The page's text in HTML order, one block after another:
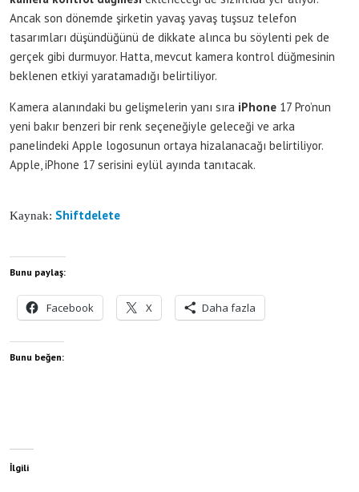
Ancak son dönemde şirketin yavaş yavaş tuşsuz telefon
tasarımları düşündüğünü de dikkate alınca bu söylenti pek de
gerçek gibi durmuyor. Hatta, mevcut kamera kontrol düğmesinin
beklenen etkiyi yaratamadığı belirtiliyor.
Kamera alanındaki bu gelişmelerin yanı sıra iPhone 17 Pro’nun
yeni bakır benzeri bir renk seçeneğiyle geleceği ve arka
panelindeki Apple logosunun ortaya hizalanacağı belirtiliyor.
Apple, iPhone 17 serisini eylül ayında tanıtacak.
Kaynak: Shiftdelete
Bunu paylaş:
Facebook X Daha fazla
Bunu beğen:
İlgili